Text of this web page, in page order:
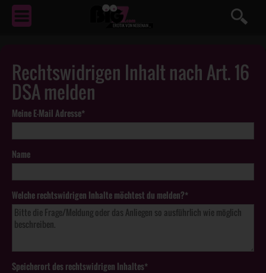
EROTIKVON NEBENAN ...
Rechtswidrigen Inhalt nach Art. 16
DSA melden
Meine E-Mail Adresse*
Name
Welche rechtswidrigen Inhalte möchtest du melden?*
Speicherort des rechtswidrigen Inhaltes*